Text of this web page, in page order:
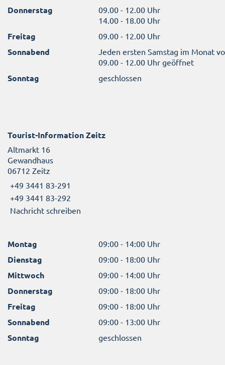
Donnerstag
09.00 - 12.00 Uhr
14.00 - 18.00 Uhr
Freitag 09.00 - 12.00 Uhr
Sonnabend
Jeden ersten Samstag im Monat
09.00 - 12.00 Uhr geöffnet
Sonntag geschlossen
Tourist-Information Zeitz
Altmarkt 16
Gewandhaus
06712 Zeitz
+49 3441 83-291
+49 3441 83-292
Nachricht schreiben
Montag 09:00 - 14:00 Uhr
Dienstag 09:00 - 18:00 Uhr
Mittwoch 09:00 - 14:00 Uhr
Donnerstag 09:00 - 18:00 Uhr
Freitag 09:00 - 18:00 Uhr
Sonnabend 09:00 - 13:00 Uhr
Sonntag geschlossen